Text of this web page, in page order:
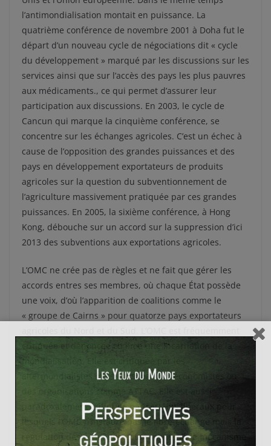
l’antimondialisation montait en puissance. La
quatrième conférence de novembre 2001 à Doha fut le
départ d’un nouveau cycle de négociations dit « cycle
du développement » marqué par les discussions sur les
services ainsi que sur l’accès des pays les plus pauvres
aux médicaments., ce qui permet d’assurer leur
participation aux discussions. En 2003, le cycle de
Cancun qui marque la cinquième conférence, se
concentre sur les échanges agricoles. C’est un échec à
cause de l’opposition des grandes puissances et des
pays en développement exportateurs de produits
agricoles sur la question du subventionnement de
l’agriculture massivement pratiquée par ces grandes
puissances. En 2005, la sixième conférence, à Hong
Kong, débouche sur un accord sur la suppression d’ici
2013 des subventions aux exportations agricoles.
L’OMC ne crée pas de règles et ne fait que gérer les
accords entres ses membres, où chaque État possède
une voix, d’où l’apparition de coalitions comme le
« groupe de Cairns » pour quatorze pays exportateurs
critiquée et dénoncée comme une incarnation de la
mondialisation. Elle est critiquée par les
altermondialistes mais aussi par des économistes ou
des organisations comme ATTAC. Elle est aussi
paradoxalement critiquée par certains libéraux pour
lesquels l’OMC n’instaure pas le libre-échange mais la
régulation des échanges notamment par le mécanisme